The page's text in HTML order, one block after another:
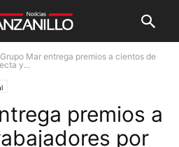
Grupo Mar entrega premios a cientos de
y...
premios a
por